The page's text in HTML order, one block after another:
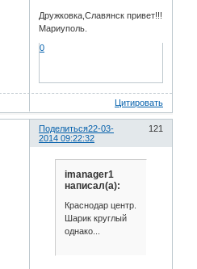
Дружковка,Славянск привет!!!
Мариуполь.
0
Цитировать
Поделиться 121
22-03-
2014 09:22:32
imanager1
написал(а):
Краснодар центр.
Шарик круглый
однако...